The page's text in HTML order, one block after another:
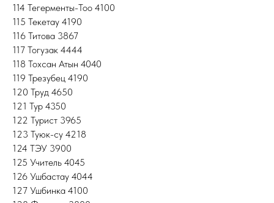
114 Тегерменты-Тоо 4100
115 Текетау 4190
116 Титова 3867
117 Тогузак 4444
118 Тохсан Атын 4040
119 Трезубец 4190
120 Труд 4650
121 Тур 4350
122 Турист 3965
123 Туюк-су 4218
124 ТЭУ 3900
125 Учитель 4045
126 Ушбастау 4044
127 Ушбинка 4100